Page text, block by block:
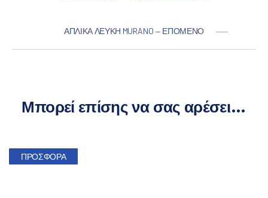
ΑΠΛΊΚΑ ΛΕΥΚΉ MURANO — ΕΠΌΜΕΝΟ
Μπορεί επίσης να σας αρέσει…
ΠΡΟΣΦΟΡΆ